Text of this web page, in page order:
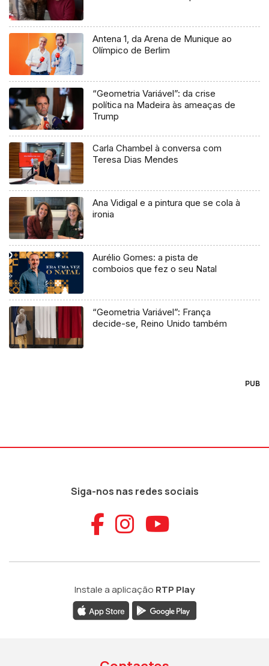
Antena 1, da Arena de Munique ao
Olímpico de Berlim
“Geometria Variável”: da crise
política na Madeira às ameaças de
Trump
Carla Chambel à conversa com
Teresa Dias Mendes
Ana Vidigal e a pintura que se cola à
ironia
Aurélio Gomes: a pista de
comboios que fez o seu Natal
“Geometria Variável”: França
decide-se, Reino Unido também
PUB
Siga-nos nas redes sociais
Aceder ao
Aceder ao
Aceder
Instale a aplicação RTP Play